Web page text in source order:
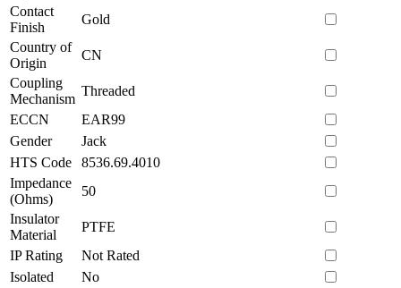
Contact
Finish
Gold
Country of
Origin
CN
Coupling
Mechanism
Threaded
ECCN
EAR99
Gender
Jack
HTS Code
8536.69.4010
Impedance
(Ohms)
50
Insulator
Material
PTFE
IP Rating
Not Rated
Isolated
No